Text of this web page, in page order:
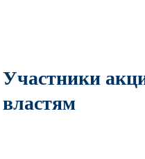
Участники
властям